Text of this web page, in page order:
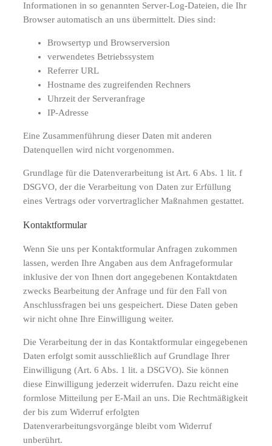
Informationen in so genannten Server-Log-Dateien, die Ihr
Browser automatisch an uns übermittelt. Dies sind:
Browsertyp und Browserversion
verwendetes Betriebssystem
Referrer URL
Hostname des zugreifenden Rechners
Uhrzeit der Serveranfrage
IP-Adresse
Eine Zusammenführung dieser Daten mit anderen
Datenquellen wird nicht vorgenommen.
Grundlage für die Datenverarbeitung ist Art. 6 Abs. 1 lit. f
DSGVO, der die Verarbeitung von Daten zur Erfüllung
eines Vertrags oder vorvertraglicher Maßnahmen gestattet.
Kontaktformular
Wenn Sie uns per Kontaktformular Anfragen zukommen
lassen, werden Ihre Angaben aus dem Anfrageformular
inklusive der von Ihnen dort angegebenen Kontaktdaten
zwecks Bearbeitung der Anfrage und für den Fall von
Anschlussfragen bei uns gespeichert. Diese Daten geben
wir nicht ohne Ihre Einwilligung weiter.
Die Verarbeitung der in das Kontaktformular eingegebenen
Daten erfolgt somit ausschließlich auf Grundlage Ihrer
Einwilligung (Art. 6 Abs. 1 lit. a DSGVO). Sie können
diese Einwilligung jederzeit widerrufen. Dazu reicht eine
formlose Mitteilung per E-Mail an uns. Die Rechtmäßigkeit
der bis zum Widerruf erfolgten
Datenverarbeitungsvorgänge bleibt vom Widerruf
unberührt.